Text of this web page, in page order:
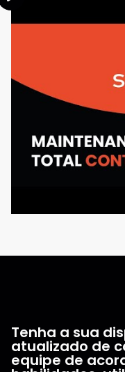
Tenha a sua
atualizado de
equipe de